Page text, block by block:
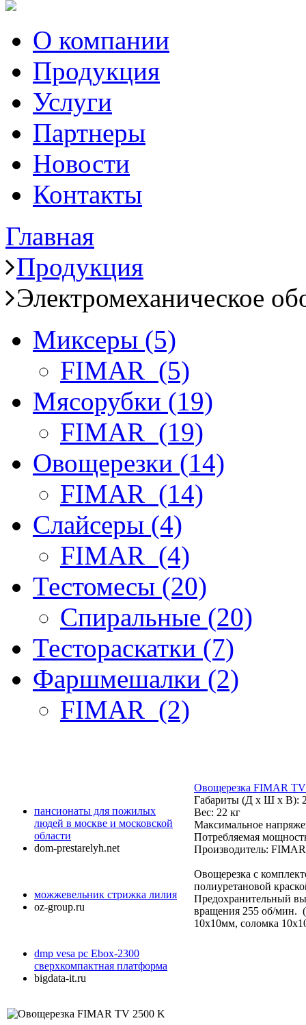
О компании
Продукция
Услуги
Партнеры
Новости
Контакты
Главная
Продукция
Электромеханическое
Миксеры (5)
FIMAR (5)
Мясорубки (19)
FIMAR (19)
Овощерезки (14)
FIMAR (14)
Слайсеры (4)
FIMAR (4)
Тестомесы (20)
Спиральные (20)
Тестораскатки (7)
Фаршмешалки (2)
FIMAR (2)
пансионаты для пожилых
людей в москве и московской
области
dom-prestarelyh.net
можжевельник стрижка лилия
oz-group.ru
dmp vesa pc Ebox-2300
сверхкомпактная платформа
bigdata-it.ru
Овощерезка FIMAR
Габариты (Д х Ш х В):
Вес: 22 кг
Максимальное
Потребляемая
Производитель: FIMAR
Овощерезка с
полиуретановой
Предохранительный
вращения 255 об/мин.
10х10мм, соломка